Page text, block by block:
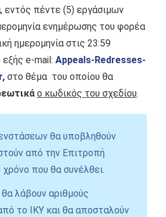
, εντός πέντε (5) εργάσιμων
ενημέρωσης του φορέα
ημερομηνία στις 23:59
εξής e-mail: Appeals-Redresses-
στο θέμα του οποίου θα
ο κωδικός του σχεδίου.
θα υποβληθούν
από την Επιτροπή
που θα συνέλθει.
λάβουν αριθμούς
το ΙΚΥ και θα αποσταλούν